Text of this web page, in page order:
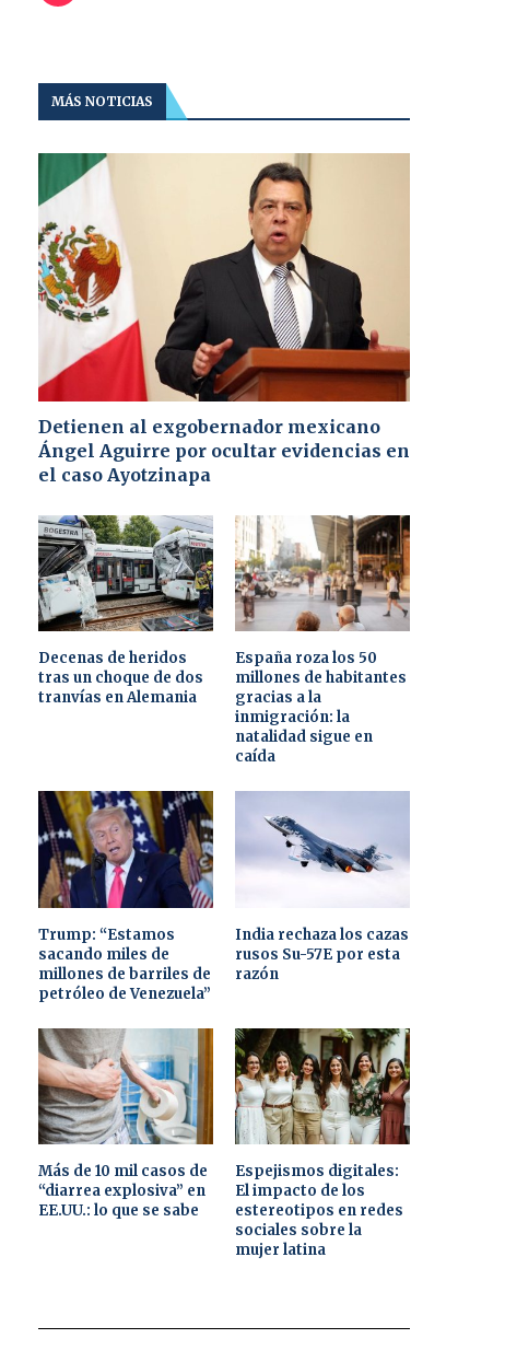
MÁS NOTICIAS
Detienen al exgobernador mexicano
Ángel Aguirre por ocultar evidencias en
el caso Ayotzinapa
Decenas de heridos
tras un choque de dos
tranvías en Alemania
España roza los 50
millones de habitantes
gracias a la
inmigración: la
natalidad sigue en
caída
Trump: “Estamos
sacando miles de
millones de barriles de
petróleo de Venezuela”
India rechaza los cazas
rusos Su-57E por esta
razón
Más de 10 mil casos de
“diarrea explosiva” en
EE.UU.: lo que se sabe
Espejismos digitales:
El impacto de los
estereotipos en redes
sociales sobre la
mujer latina